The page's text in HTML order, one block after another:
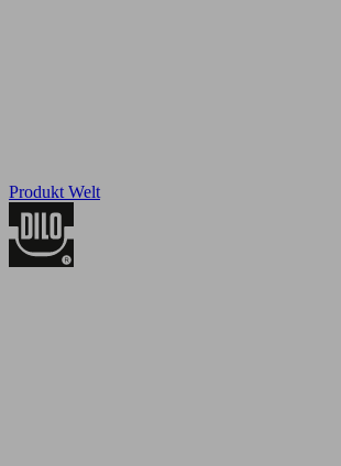
Produkt Welt